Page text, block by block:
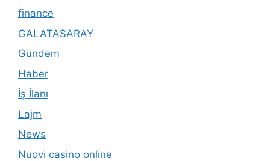
finance
GALATASARAY
Gündem
Haber
İş İlanı
Lajm
News
Nuovi casino online